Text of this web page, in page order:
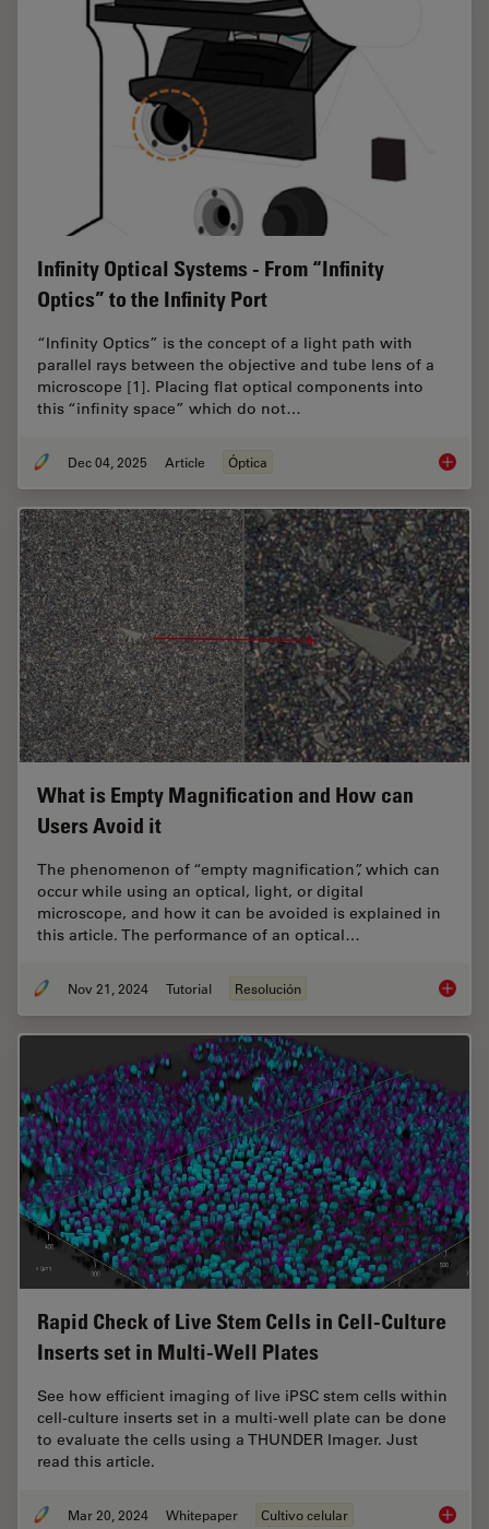
Infinity Optical Systems - From “Infinity
Optics” to the Infinity Port
“Infinity Optics” is the concept of a light path with
parallel rays between the objective and tube lens of a
microscope [1]. Placing flat optical components into
this “infinity space” which do not…
Dec 04, 2025 Article Óptica Infinity
What is Empty Magnification and How can
Users Avoid it
The phenomenon of “empty magnification”, which can
occur while using an optical, light, or digital
microscope, and how it can be avoided is explained in
this article. The performance of an optical…
Nov 21, 2024 Tutorial Resolución What
Rapid Check of Live Stem Cells in Cell-Culture
Inserts set in Multi-Well Plates
See how efficient imaging of live iPSC stem cells within
cell-culture inserts set in a multi-well plate can be done
to evaluate the cells using a THUNDER Imager. Just
read this article.
Mar 20, 2024 Whitepaper Cultivo celular Rapid